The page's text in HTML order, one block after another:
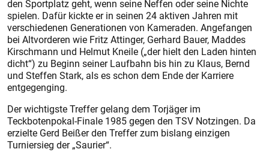
den Sportplatz geht, wenn seine Neffen oder seine Nichte
spielen. Dafür kickte er in seinen 24 aktiven Jahren mit
verschiedenen Generationen von Kameraden. Angefangen
bei Altvorderen wie Fritz Attinger, Gerhard Bauer, Maddes
Kirschmann und Helmut Knei­le („der hielt den Laden hinten
dicht“) zu Beginn seiner Laufbahn bis hin zu Klaus, Bernd
und Steffen Stark, als es schon dem Ende der Karriere
entgegenging.
Der wichtigste Treffer gelang dem Torjäger im
Teckbotenpokal-Finale 1985 gegen den TSV Notzingen. Da
erzielte Gerd Beißer den Treffer zum bislang einzigen
Turniersieg der „Saurier“.